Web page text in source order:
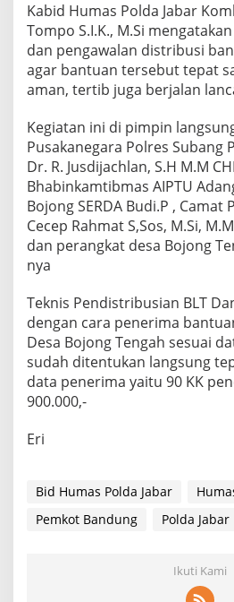
Kabid Humas Polda Jabar
Tompo S.I.K., M.Si
dan pengawalan distribusi
agar bantuan tersebut tepat
aman, tertib juga berjalan
Kegiatan ini di pimpin
Pusakanegara Polres Subang
Dr. R. Jusdijachlan, S.H M.M
Bhabinkamtibmas AIPTU
Bojong SERDA Budi.P , Camat
Cecep Rahmat S,Sos, M.Si,
dan perangkat desa Bojong
nya
Teknis Pendistribusian BLT
dengan cara penerima
Desa Bojong Tengah sesuai
sudah ditentukan langsung
data penerima yaitu 90 KK
900.000,-
Eri
Bid Humas Polda Jabar
Pemkot Bandung
Polda Jabar
Ikuti Kami